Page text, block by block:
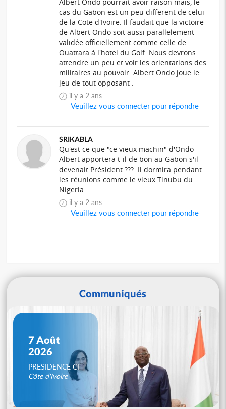
cas du Gabon est un peu different de celui
de la Cote d'Ivoire. Il faudait que la victoire
de Albert Ondo soit aussi parallelement
validée officiellement comme celle de
Ouattara á l'hotel du Golf. Nous devrons
attendre un peu et voir les orientations des
militaires au pouvoir. Albert Ondo joue le
jeu de tout opposant .
il y a 2 ans
Veuillez vous connecter pour répondre
SRIKABLA
Qu'est ce que "ce vieux machin" d'Ondo
Albert apportera t-il de bon au Gabon s'il
devenait Président ???. Il dormira pendant
les réunions comme le vieux Tinubu du
Nigeria.
il y a 2 ans
Veuillez vous connecter pour répondre
Communiqués
7 Août
2026
PRESIDENCE CI
Côte d'Ivoire